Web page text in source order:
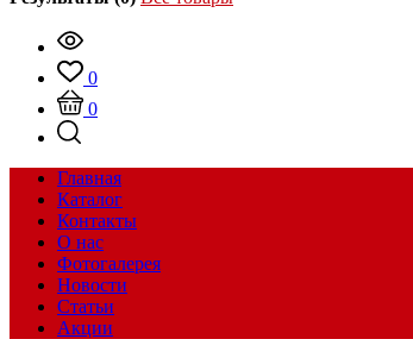
0
0
Главная
Каталог
Контакты
О нас
Фотогалерея
Новости
Статьи
Акции